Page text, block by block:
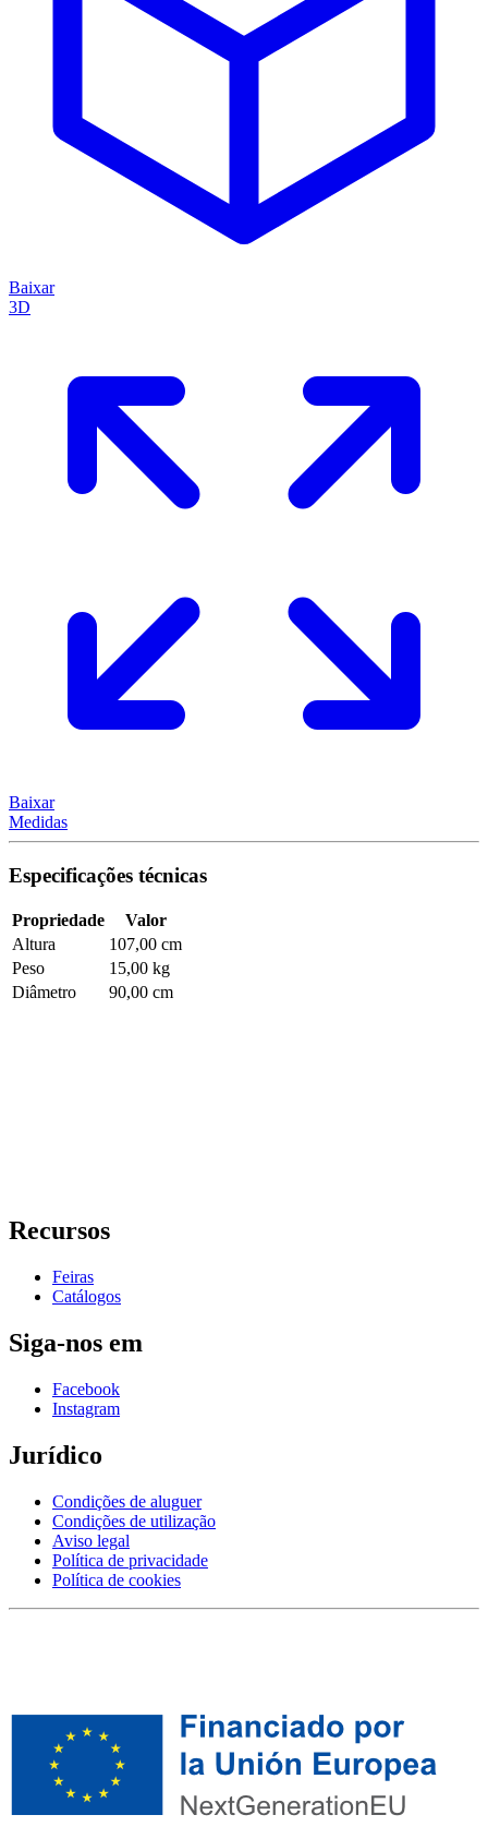
Baixar
3D
Baixar
Medidas
Especificações técnicas
Propriedade
Valor
Altura
107,00 cm
Peso
15,00 kg
Diâmetro
90,00 cm
Recursos
Feiras
Catálogos
Siga-nos em
Facebook
Instagram
Jurídico
Condições de aluguer
Condições de utilização
Aviso legal
Política de privacidade
Política de cookies